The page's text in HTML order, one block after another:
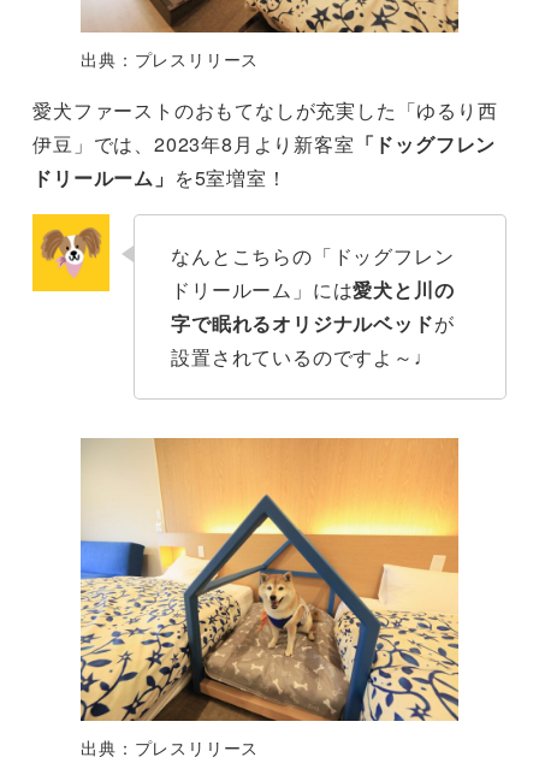
出典：プレスリリース
愛犬ファーストのおもてなしが充実した「ゆるり西
伊豆」では、2023年8月より新客室 「ドッグフレン
ドリールーム」 を5室増室！
なんとこちらの「ドッグフレン
ドリールーム」には愛犬と川の
字で眠れるオリジナルベッドが
設置されているのですよ～♩
出典：プレスリリース